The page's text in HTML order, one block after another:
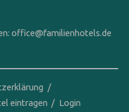
office@familienhotels.de
eintragen
Login